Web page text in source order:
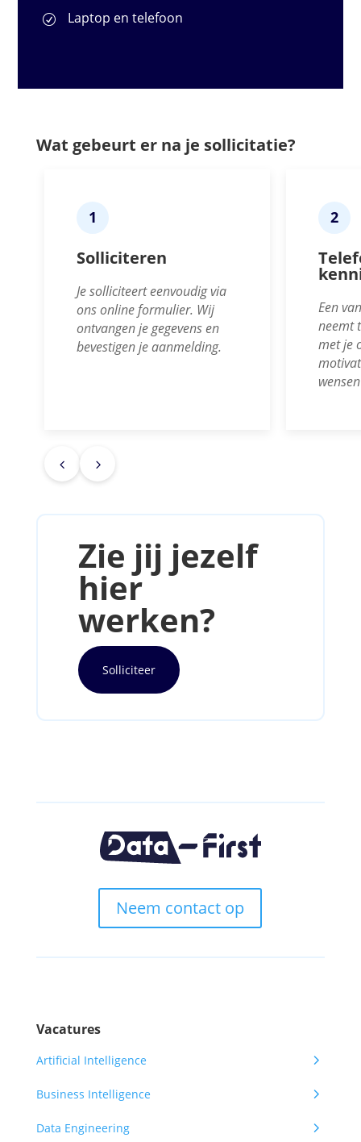
Laptop en telefoon
Wat gebeurt er na je sollicitatie?
1
Solliciteren
Je solliciteert eenvoudig via
ons online formulier. Wij
ontvangen je gegevens en
bevestigen je aanmelding.
2
Een
neemt
met je
4 5
Zie jij jezelf
hier
werken?
Solliciteer
Neem contact op
Vacatures
Artificial Intelligence 5
Business Intelligence 5
Data Engineering 5